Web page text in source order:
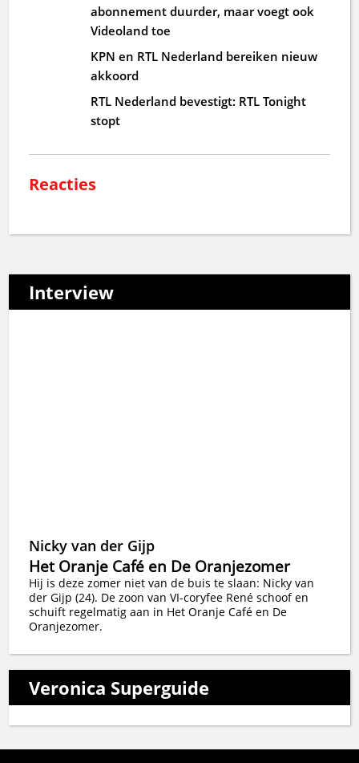
abonnement duurder, maar voegt ook
Videoland toe
KPN en RTL Nederland bereiken nieuw
akkoord
RTL Nederland bevestigt: RTL Tonight
stopt
Reacties
Interview
Nicky van der Gijp
Het Oranje Café en De Oranjezomer
Hij is deze zomer niet van de buis te slaan: Nicky van
der Gijp (24). De zoon van VI-coryfee René schoof en
schuift regelmatig aan in Het Oranje Café en De
Oranjezomer.
Veronica Superguide